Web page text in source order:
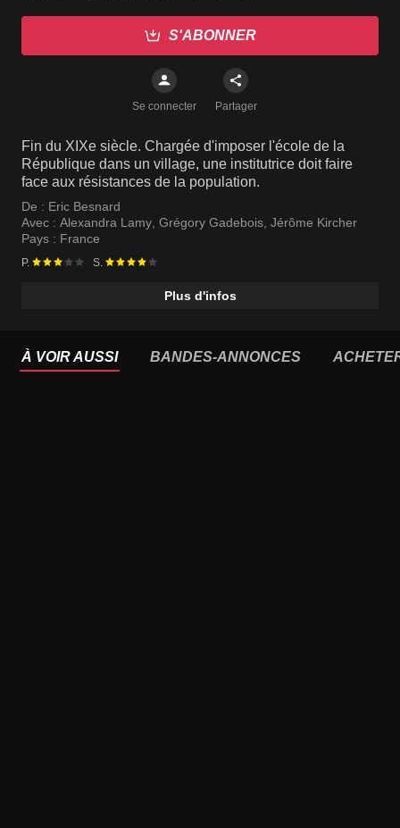
S'ABONNER
Se connecter Partager
Fin du XIXe siècle. Chargée d'imposer l'école de la
République dans un village, une institutrice doit faire
face aux résistances de la population.
De : Eric Besnard
Avec : Alexandra Lamy, Grégory Gadebois, Jérôme Kircher
Pays : France
P. S.
Plus d'infos
À VOIR AUSSI BANDES-ANNONCES